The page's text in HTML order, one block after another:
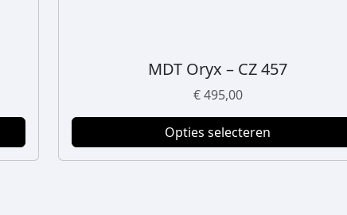
MDT Oryx – CZ 457
€495,00
Opties selecteren
p
r
o